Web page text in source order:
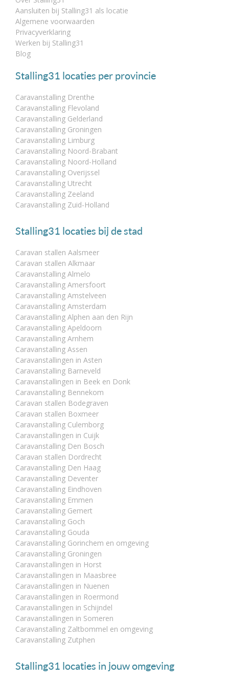
Aansluiten bij Stalling31 als locatie
Algemene voorwaarden
Privacyverklaring
Werken bij Stalling31
Blog
Stalling31 locaties per provincie
Caravanstalling Drenthe
Caravanstalling Flevoland
Caravanstalling Gelderland
Caravanstalling Groningen
Caravanstalling Limburg
Caravanstalling Noord-Brabant
Caravanstalling Noord-Holland
Caravanstalling Overijssel
Caravanstalling Utrecht
Caravanstalling Zeeland
Caravanstalling Zuid-Holland
Stalling31 locaties bij de stad
Caravan stallen Aalsmeer
Caravan stallen Alkmaar
Caravanstalling Almelo
Caravanstalling Amersfoort
Caravanstalling Amstelveen
Caravanstalling Amsterdam
Caravanstalling Alphen aan den Rijn
Caravanstalling Apeldoorn
Caravanstalling Arnhem
Caravanstalling Assen
Caravanstallingen in Asten
Caravanstalling Barneveld
Caravanstallingen in Beek en Donk
Caravanstalling Bennekom
Caravan stallen Bodegraven
Caravan stallen Boxmeer
Caravanstalling Culemborg
Caravanstallingen in Cuijk
Caravanstalling Den Bosch
Caravan stallen Dordrecht
Caravanstalling Den Haag
Caravanstalling Deventer
Caravanstalling Eindhoven
Caravanstalling Emmen
Caravanstalling Gemert
Caravanstalling Goch
Caravanstalling Gouda
Caravanstalling Gorinchem en omgeving
Caravanstalling Groningen
Caravanstallingen in Horst
Caravanstallingen in Maasbree
Caravanstallingen in Nuenen
Caravanstallingen in Roermond
Caravanstallingen in Schijndel
Caravanstallingen in Someren
Caravanstalling Zaltbommel en omgeving
Caravanstalling Zutphen
Stalling31 locaties in jouw omgeving